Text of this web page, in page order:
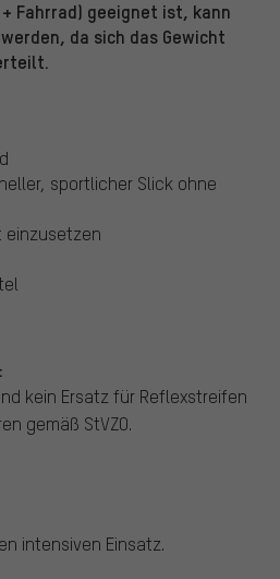
Fahrrad) geeignet ist, kann
da sich das Gewicht
sportlicher Slick ohne
einzusetzen
kein Ersatz für Reflexstreifen
gemäß StVZO.
intensiven Einsatz.